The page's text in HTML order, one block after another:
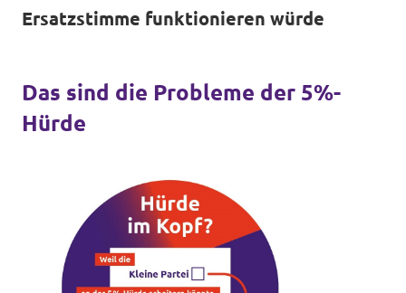
Volt in deinem Bundesland
Neuigkeiten
Mache bei uns mit!
Deine Spende für Volt!
Ersatzstimme funktionieren würde
Das sind die Probleme der 5%-
Hürde